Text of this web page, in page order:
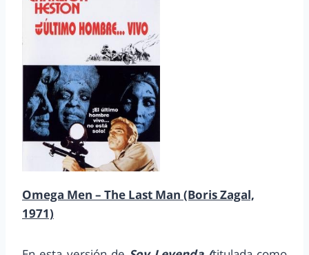
Omega Men – The Last Man (Boris Zagal,
1971)